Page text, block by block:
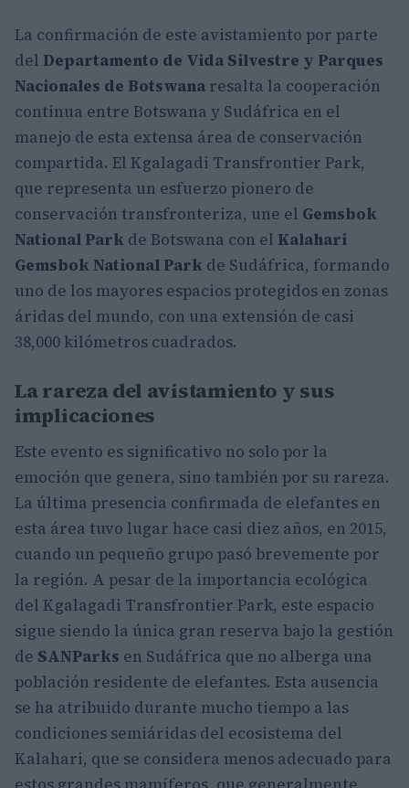
La confirmación de este avistamiento por parte
del Departamento de Vida Silvestre y Parques
Nacionales de Botswana resalta la cooperación
continua entre Botswana y Sudáfrica en el
manejo de esta extensa área de conservación
compartida. El Kgalagadi Transfrontier Park,
que representa un esfuerzo pionero de
conservación transfronteriza, une el Gemsbok
National Park de Botswana con el Kalahari
Gemsbok National Park de Sudáfrica, formando
uno de los mayores espacios protegidos en zonas
áridas del mundo, con una extensión de casi
38,000 kilómetros cuadrados.
La rareza del avistamiento y sus
implicaciones
Este evento es significativo no solo por la
emoción que genera, sino también por su rareza.
La última presencia confirmada de elefantes en
esta área tuvo lugar hace casi diez años, en 2015,
cuando un pequeño grupo pasó brevemente por
la región. A pesar de la importancia ecológica
del Kgalagadi Transfrontier Park, este espacio
sigue siendo la única gran reserva bajo la gestión
de SANParks en Sudáfrica que no alberga una
población residente de elefantes. Esta ausencia
se ha atribuido durante mucho tiempo a las
condiciones semiáridas del ecosistema del
Kalahari, que se considera menos adecuado para